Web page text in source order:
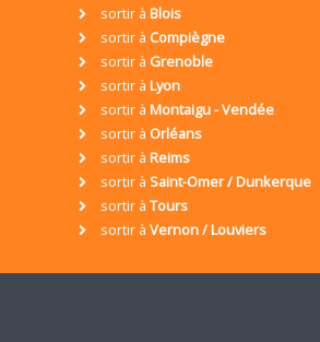
sortir à Blois
sortir à Compiègne
sortir à Grenoble
sortir à Lyon
sortir à Montaigu - Vendée
sortir à Orléans
sortir à Reims
sortir à Saint-Omer / Dunkerque
sortir à Tours
sortir à Vernon / Louviers